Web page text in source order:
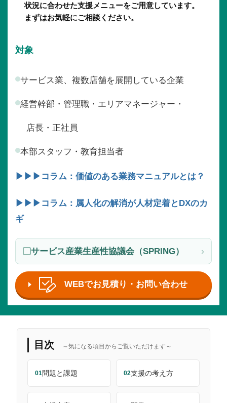
状況に合わせた支援メニューをご用意しています。
まずはお気軽にご相談ください。
対象
サービス業、複数店舗を展開している企業
経営幹部・管理職・エリアマネージャー・
店長・正社員
本部スタッフ・教育担当者
▶▶▶コラム：価値のある業務マニュアルとは？
▶▶▶コラム：属人化の解消が人材定着とDXのカ
ギ
サービス産業生産性協議会（SPRING） ›
WEBでお見積り・お問い合わせ
目次 ～気になる項目からご覧いただけます～
01問題と課題 02支援の考え方